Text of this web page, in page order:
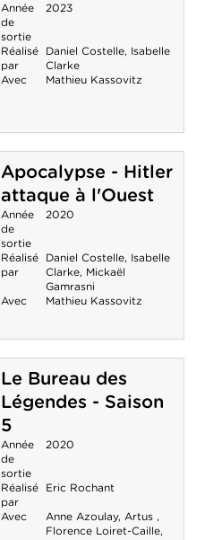
Année
de
sortie
2023
Réalisé
par
Daniel Costelle, Isabelle
Clarke
Avec
Mathieu Kassovitz
Apocalypse - Hitler
attaque à l'Ouest
Année
de
sortie
2020
Réalisé
par
Daniel Costelle, Isabelle
Clarke, Mickaël
Gamrasni
Avec
Mathieu Kassovitz
Le Bureau des
Légendes - Saison
5
Année
de
sortie
2020
Réalisé
par
Eric Rochant
Avec Anne Azoulay, Artus ,
Florence Loiret-Caille,